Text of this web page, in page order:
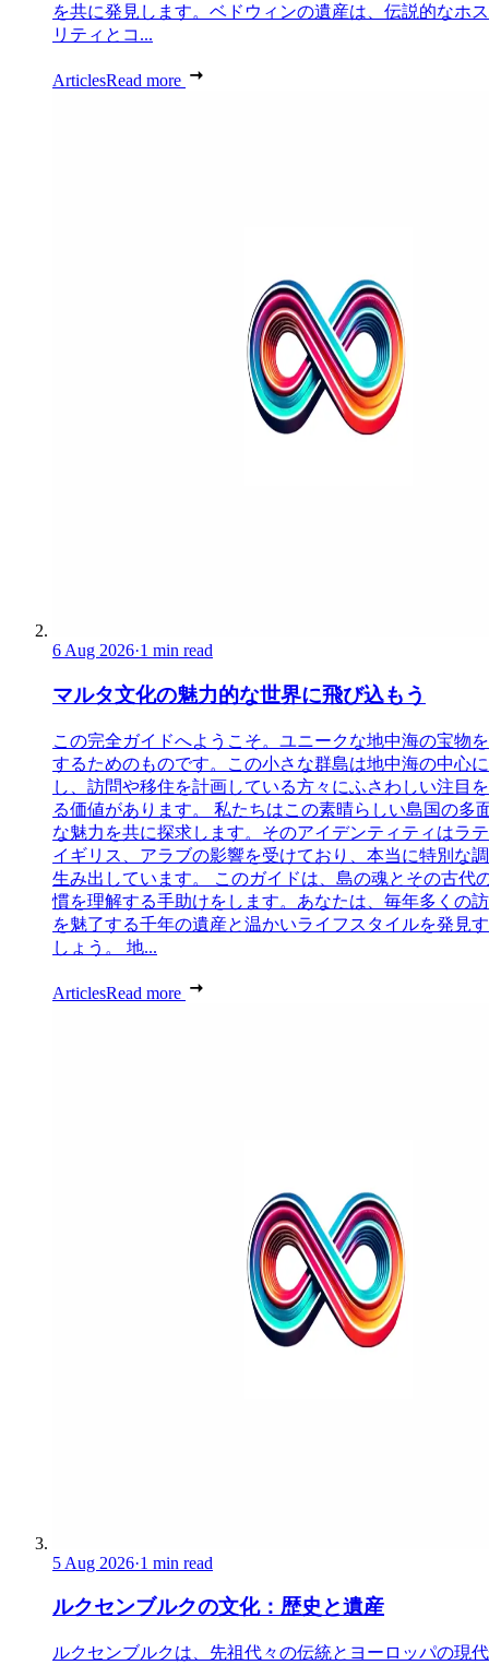
を共に発見します。ベドウィンの遺産は、伝説的なホ
リティとコ...
ArticlesRead more
6 Aug 2026·1 min read
マルタ文化の魅力的な世界に飛び込もう
この完全ガイドへようこそ。ユニークな地中海の宝物
するためのものです。この小さな群島は地中海の中心
し、訪問や移住を計画している方々にふさわしい注目
る価値があります。 私たちはこの素晴らしい島国の多
な魅力を共に探求します。そのアイデンティティはラ
イギリス、アラブの影響を受けており、本当に特別な
生み出しています。 このガイドは、島の魂とその古代
慣を理解する手助けをします。あなたは、毎年多くの
を魅了する千年の遺産と温かいライフスタイルを発見
しょう。 地...
ArticlesRead more
5 Aug 2026·1 min read
ルクセンブルクの文化：歴史と遺産
ルクセンブルクは、先祖代々の伝統とヨーロッパの現